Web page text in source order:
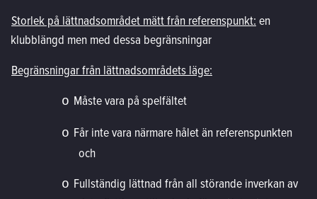
Storlek på lättnadsområdet mätt från referenspunkt: en
klubblängd men med dessa begränsningar
Begränsningar från lättnadsområdets läge:
o Måste vara på spelfältet
o Får inte vara närmare hålet än referenspunkten
och
o Fullständig lättnad från all störande inverkan av